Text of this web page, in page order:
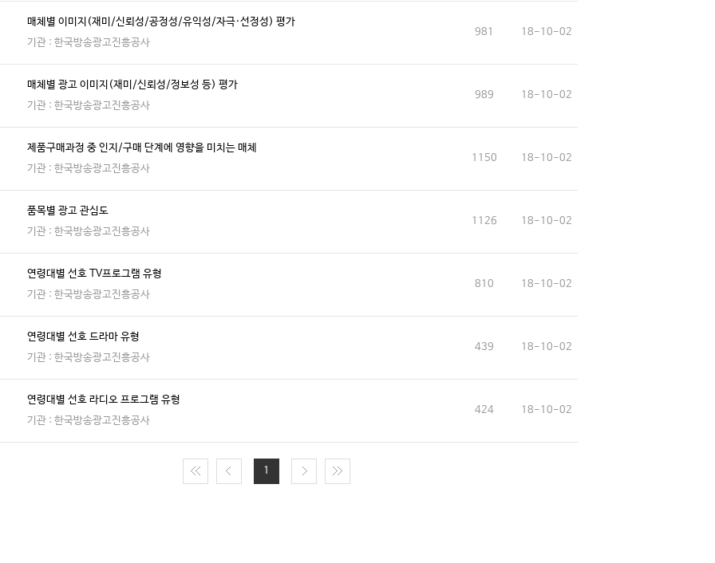
매체별 이미지(재미/신뢰성/공정성/유익성/자극·선정성) 평가
기관 : 한국방송광고진흥공사
981 18-10-02
매체별 광고 이미지(재미/신뢰성/정보성 등) 평가
기관 : 한국방송광고진흥공사
989 18-10-02
제품구매과정 중 인지/구매 단계에 영향을 미치는 매체
기관 : 한국방송광고진흥공사
1150 18-10-02
품목별 광고 관심도
기관 : 한국방송광고진흥공사
1126 18-10-02
연령대별 선호 TV프로그램 유형
기관 : 한국방송광고진흥공사
810 18-10-02
연령대별 선호 드라마 유형
기관 : 한국방송광고진흥공사
439 18-10-02
연령대별 선호 라디오 프로그램 유형
기관 : 한국방송광고진흥공사
424 18-10-02
1